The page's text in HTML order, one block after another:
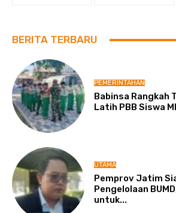
BERITA TERBARU
PEMERINTAHAN
Babinsa Rangkah
Latih PBB Siswa
UTAMA
Pemprov Jatim
Pengelolaan
untuk...